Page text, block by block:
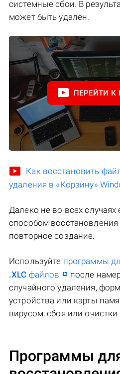
системные сбои. В
может быть удалён.
ПЕРЕЙТИ К
Как восстановить
удаления в «Корзину»
Далеко не во всех
способом восстановления
повторное создание.
Используйте программы
.XLC файлов
после
случайного удаления,
устройства или карты
вирусом, сбоя или очистки
Программы